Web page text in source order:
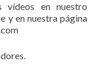
vídeos en nuestro
y en nuestra página